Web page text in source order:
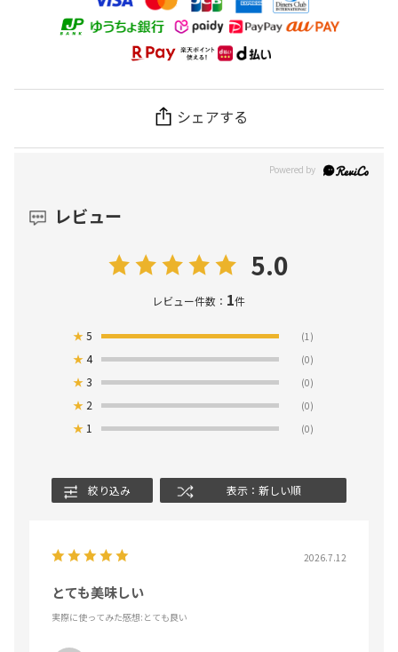
シェアする
レビュー
5.0
レビュー件数： 1件
★5 (1)
★4 (0)
★3 (0)
★ 2 (0)
★ 1 (0)
絞り込み 表示：新しい順
2026.7.12
とても美味しい
実際に使ってみた感想:とても良い